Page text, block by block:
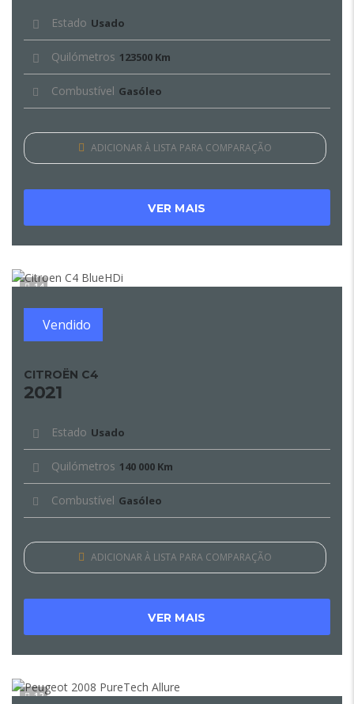
Estado Usado
Quilómetros 123500 Km
Combustível Gasóleo
ADICIONAR À LISTA PARA COMPARAÇÃO
VER MAIS
14
Vendido
CITROËN C4
2021
Estado Usado
Quilómetros 140 000 Km
Combustível Gasóleo
ADICIONAR À LISTA PARA COMPARAÇÃO
VER MAIS
12